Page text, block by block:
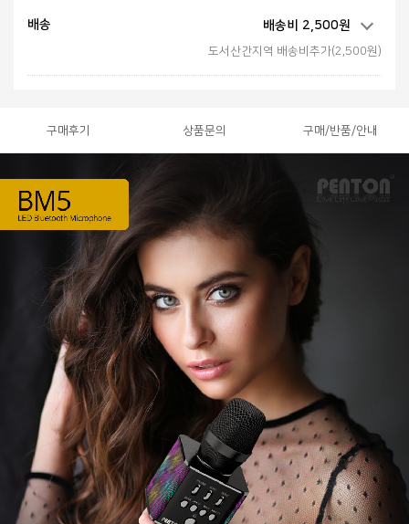
배송 배송비 2,500원
도서산간지역 배송비추가(2,500원 )
구매후기 상품문의 구매/반품/안내